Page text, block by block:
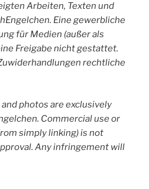
Arbeiten, Texten und
Eine gewerbliche
für Medien (außer als
Freigabe nicht gestattet.
rechtliche
photos are exclusively
Commercial use or
simply linking) is not
Any infringement will